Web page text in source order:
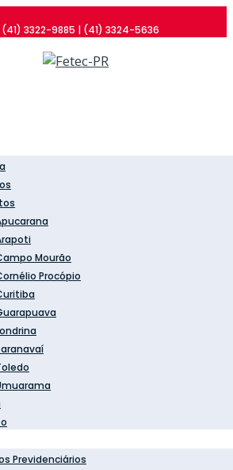
3322-9885 | (41) 3324-5636
Mourão
Procópio
Previdenciários